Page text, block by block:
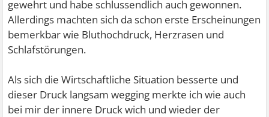
gewehrt und habe schlussendlich auch gewonnen.
Allerdings machten sich da schon erste Erscheinungen
bemerkbar wie Bluthochdruck, Herzrasen und
Schlafstörungen.
Als sich die Wirtschaftliche Situation besserte und
dieser Druck langsam wegging merkte ich wie auch
bei mir der innere Druck wich und wieder der